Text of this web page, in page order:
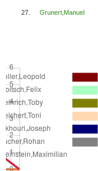
27. Grunert,Manuel